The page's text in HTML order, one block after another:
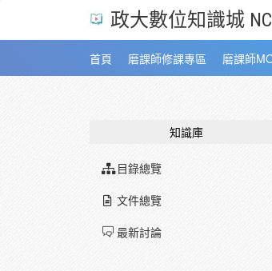
政大數位知識城
首頁 磨課師修課專區 磨課師
知識庫
目錄總覽
文件總覽
最新討論